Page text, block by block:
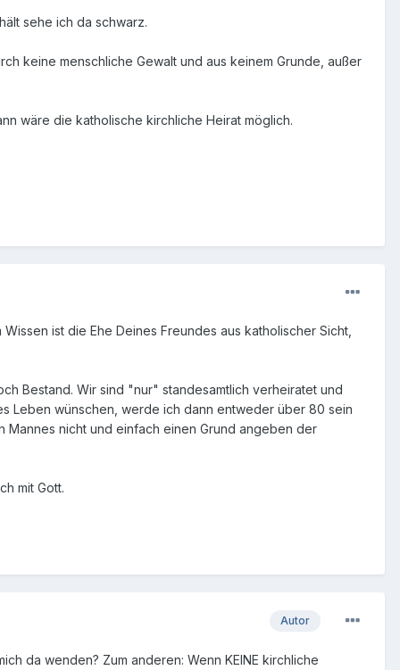
sehe ich da schwarz.
keine menschliche Gewalt und aus keinem Grunde, außer
wäre die katholische kirchliche Heirat möglich.
ist die Ehe Deines Freundes aus katholischer Sicht,
Bestand. Wir sind "nur" standesamtlich verheiratet und
Leben wünschen, werde ich dann entweder über 80 sein
nicht und einfach einen Grund angeben der
mit Gott.
Autor
da wenden? Zum anderen: Wenn KEINE kirchliche